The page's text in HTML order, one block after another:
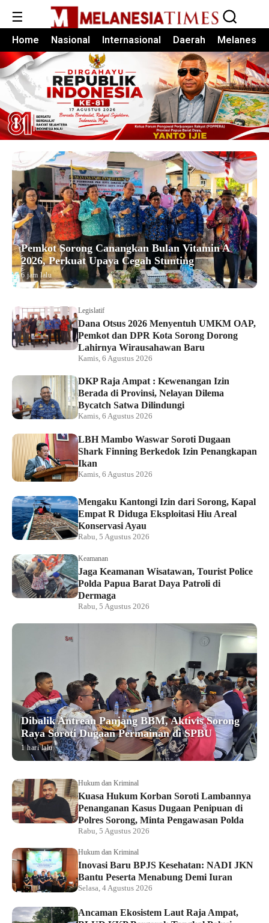
☰
Home Nasional Internasional Daerah Melanesia
Pemkot Sorong Canangkan Bulan Vitamin A
2026, Perkuat Upaya Cegah Stunting
6 jam lalu
Legislatif
Dana Otsus 2026 Menyentuh UMKM OAP,
Pemkot dan DPR Kota Sorong Dorong
Lahirnya Wirausahawan Baru
Kamis, 6 Agustus 2026
DKP Raja Ampat : Kewenangan Izin
Berada di Provinsi, Nelayan Dilema
Bycatch Satwa Dilindungi
Kamis, 6 Agustus 2026
LBH Mambo Waswar Soroti Dugaan
Shark Finning Berkedok Izin Penangkapan
Ikan
Kamis, 6 Agustus 2026
Mengaku Kantongi Izin dari Sorong, Kapal
Empat R Diduga Eksploitasi Hiu Areal
Konservasi Ayau
Rabu, 5 Agustus 2026
Keamanan
Jaga Keamanan Wisatawan, Tourist Police
Polda Papua Barat Daya Patroli di
Dermaga
Rabu, 5 Agustus 2026
Dibalik Antrean Panjang BBM, Aktivis Sorong
Raya Soroti Dugaan Permainan di SPBU
1 hari lalu
Hukum dan Kriminal
Kuasa Hukum Korban Soroti Lambannya
Penanganan Kasus Dugaan Penipuan di
Polres Sorong, Minta Pengawasan Polda
Rabu, 5 Agustus 2026
Hukum dan Kriminal
Inovasi Baru BPJS Kesehatan: NADI JKN
Bantu Peserta Menabung Demi Iuran
Selasa, 4 Agustus 2026
Ancaman Ekosistem Laut Raja Ampat,